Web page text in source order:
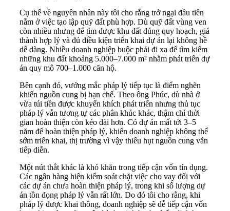
Cụ thể về nguyên nhân này tôi cho rằng trở ngại đầu tiên
nằm ở việc tạo lập quỹ đất phù hợp. Dù quỹ đất vùng ven
còn nhiều nhưng để tìm được khu đất đúng quy hoạch, giá
thành hợp lý và đủ điều kiện triển khai dự án lại không hề
dễ dàng. Nhiều doanh nghiệp buộc phải đi xa để tìm kiếm
những khu đất khoảng 5.000–7.000 m² nhằm phát triển dự
án quy mô 700–1.000 căn hộ.
Bên cạnh đó, vướng mắc pháp lý tiếp tục là điểm nghẽn
khiến nguồn cung bị hạn chế. Theo ông Phúc, dù nhà ở
vừa túi tiền được khuyến khích phát triển nhưng thủ tục
pháp lý vẫn tương tự các phân khúc khác, thậm chí thời
gian hoàn thiện còn kéo dài hơn. Có dự án mất tới 3–5
năm để hoàn thiện pháp lý, khiến doanh nghiệp không thể
sớm triển khai, thị trường vì vậy thiếu hụt nguồn cung vẫn
tiếp diễn.
Một nút thắt khác là khó khăn trong tiếp cận vốn tín dụng.
Các ngân hàng hiện kiểm soát chặt việc cho vay đối với
các dự án chưa hoàn thiện pháp lý, trong khi số lượng dự
án tồn đọng pháp lý vẫn rất lớn. Do đó tôi cho rằng, khi
pháp lý được khai thông, doanh nghiệp sẽ dễ tiếp cận vốn